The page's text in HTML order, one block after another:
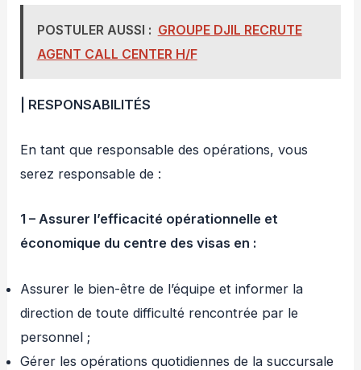
POSTULER AUSSI : GROUPE DJIL RECRUTE
AGENT CALL CENTER H/F
| RESPONSABILITÉS
En tant que responsable des opérations, vous
serez responsable de :
1 – Assurer l’efficacité opérationnelle et
économique du centre des visas en :
Assurer le bien-être de l’équipe et informer la
direction de toute difficulté rencontrée par le
personnel ;
Gérer les opérations quotidiennes de la succursale